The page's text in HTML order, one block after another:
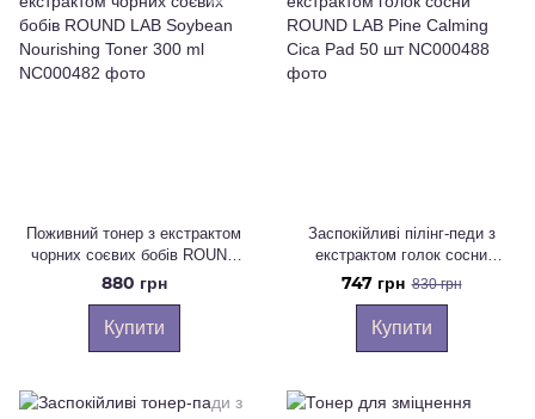
Поживний тонер з екстрактом
чорних соєвих бобів ROUND
LAB Soybean Nourishing Toner
300 ml
880 грн
Купити
Заспокійливі пілінг-педи з
екстрактом голок сосни
ROUND LAB Pine Calming Cica
Pad 50 шт
747 грн 830 грн
Купити